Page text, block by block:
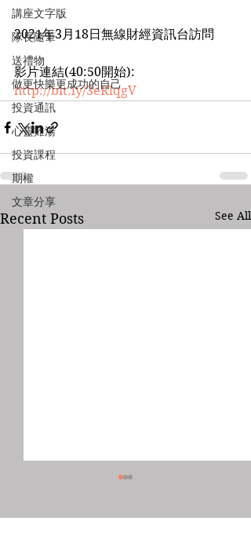
講座文字版
隊長隨筆
送禮物
做更快樂更成功的自己
投資通訊
心靈雞湯
投資課程
期權
文章分享
2021年3月18日無線財經資訊台訪問
影片連結(40:50開始):
http://bit.ly/3eRlqgV
Recent Posts See All